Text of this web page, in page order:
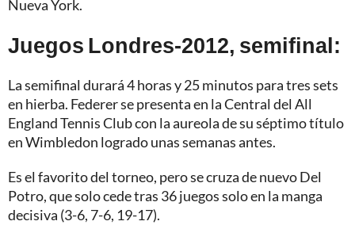
Nueva York.
Juegos Londres-2012, semifinal:
La semifinal durará 4 horas y 25 minutos para tres sets
en hierba. Federer se presenta en la Central del All
England Tennis Club con la aureola de su séptimo título
en Wimbledon logrado unas semanas antes.
Es el favorito del torneo, pero se cruza de nuevo Del
Potro, que solo cede tras 36 juegos solo en la manga
decisiva (3-6, 7-6, 19-17).